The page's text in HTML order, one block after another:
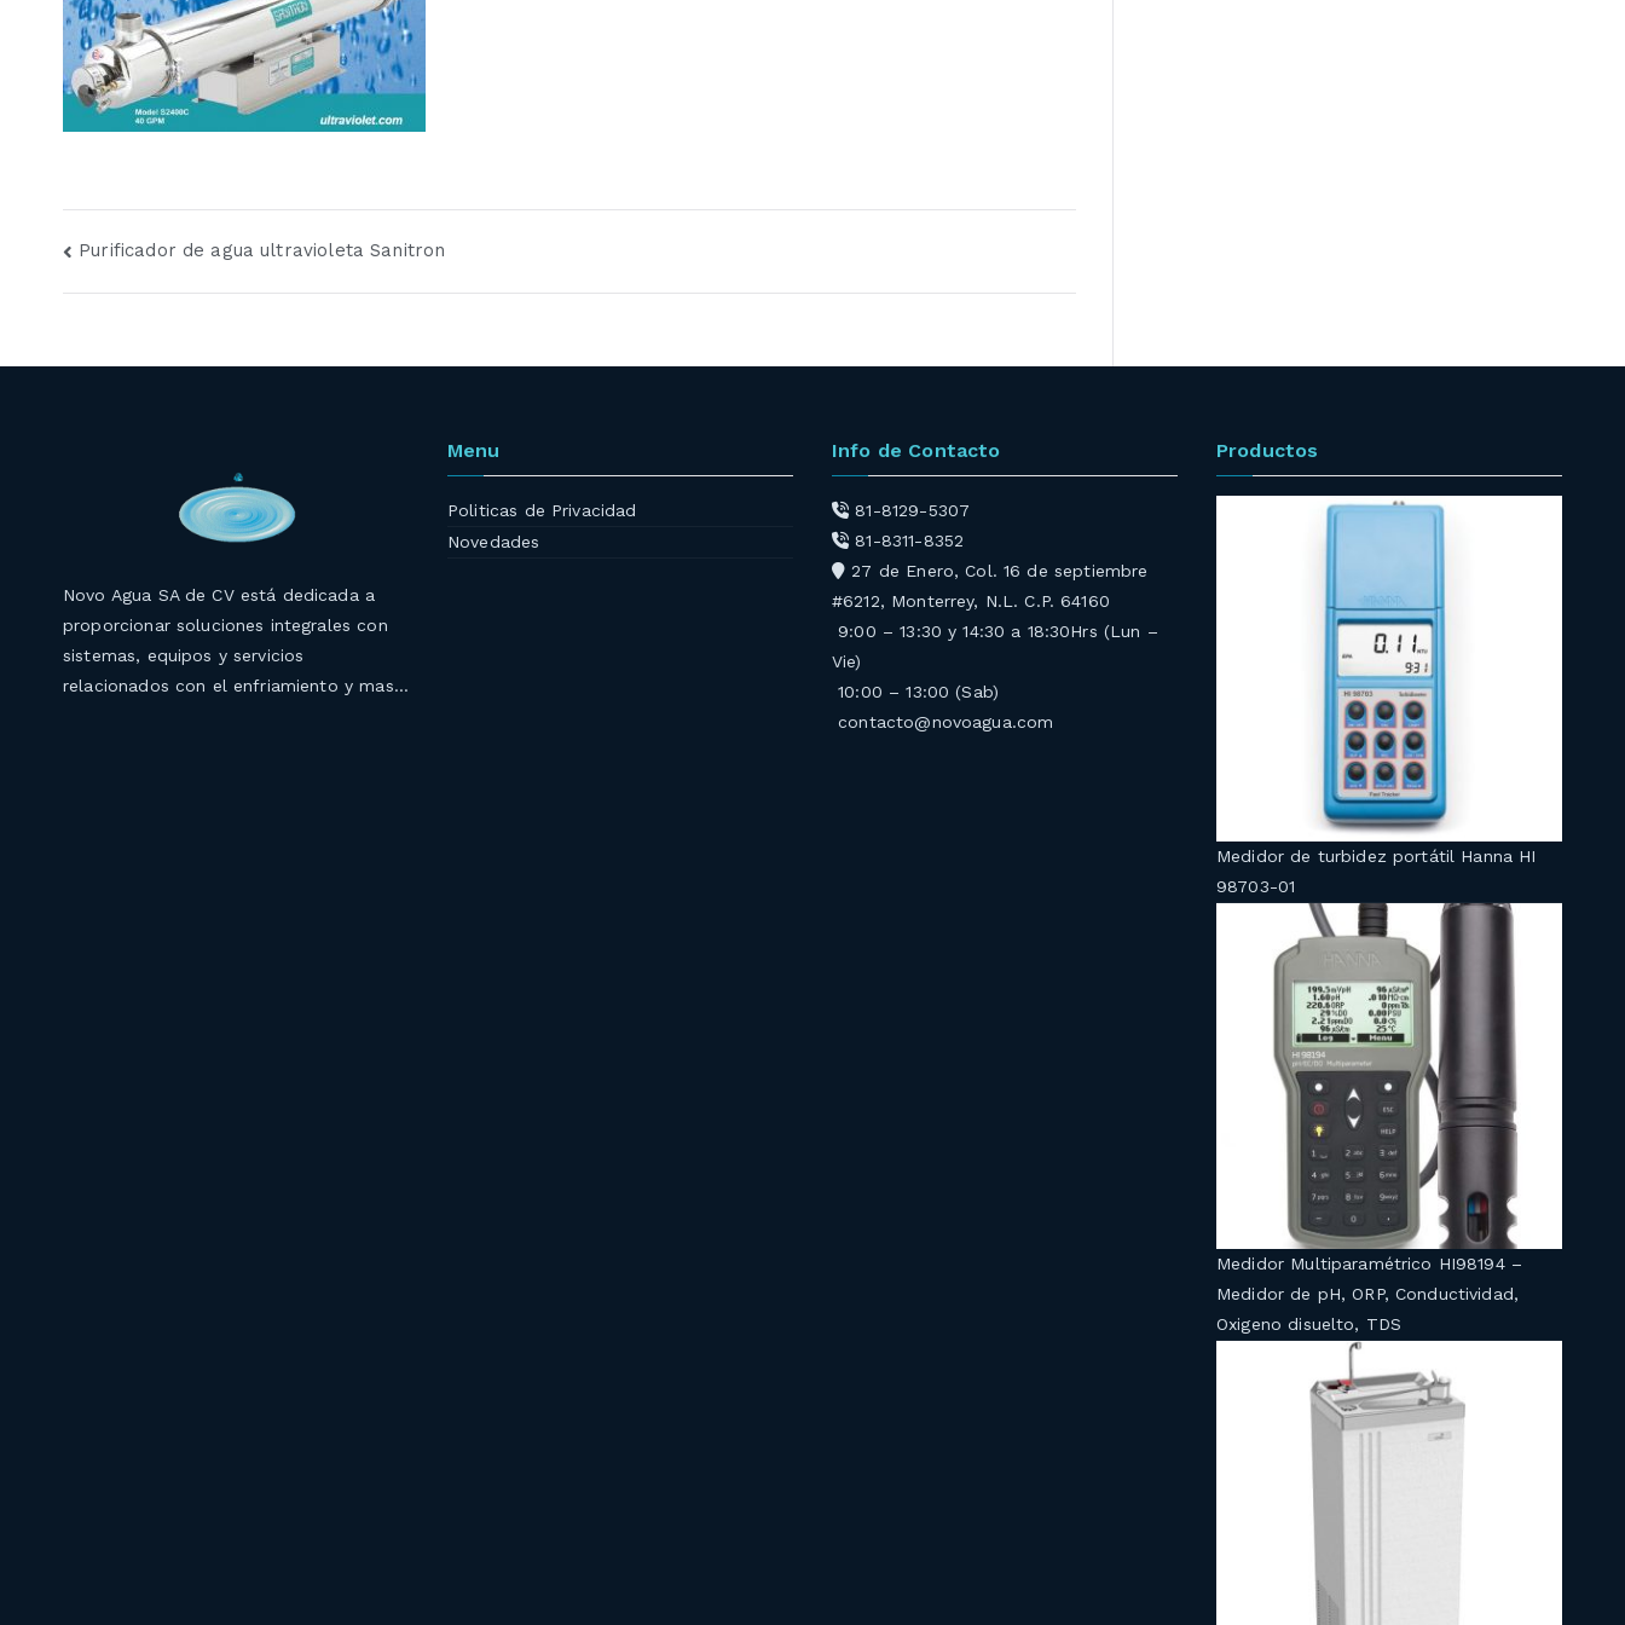
Navegación
de
entradas
Purificador de agua ultravioleta Sanitron
Novo Agua SA de CV está dedicada a
proporcionar soluciones integrales con
sistemas, equipos y servicios
relacionados con el enfriamiento y mas…
Menu
Politicas de Privacidad
Novedades
Info de Contacto
81-8129-5307
81-8311-8352
27 de Enero, Col. 16 de septiembre
#6212, Monterrey, N.L. C.P. 64160
9:00 – 13:30 y 14:30 a 18:30Hrs (Lun –
Vie)
10:00 – 13:00 (Sab)
contacto@novoagua.com
Productos
Medidor de turbidez portátil Hanna HI
98703-01
Medidor Multiparamétrico HI98194 –
Medidor de pH, ORP, Conductividad,
Oxigeno disuelto, TDS